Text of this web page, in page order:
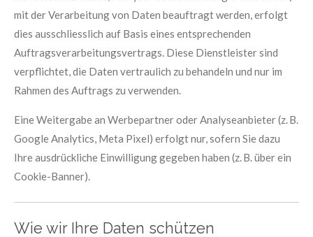
mit der Verarbeitung von Daten beauftragt werden, erfolgt
dies ausschliesslich auf Basis eines entsprechenden
Auftragsverarbeitungsvertrags. Diese Dienstleister sind
verpflichtet, die Daten vertraulich zu behandeln und nur im
Rahmen des Auftrags zu verwenden.
Eine Weitergabe an Werbepartner oder Analyseanbieter (z. B.
Google Analytics, Meta Pixel) erfolgt nur, sofern Sie dazu
Ihre ausdrückliche Einwilligung gegeben haben (z. B. über ein
Cookie-Banner).
Wie wir Ihre Daten schützen